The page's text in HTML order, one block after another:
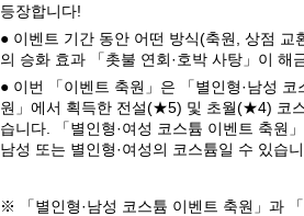
등장합니다!
● 이벤트 기간 동안 어떤 방식(축원, 상점
의 승화 효과 「촛불 연회·호박 사탕」이 해
● 이번 「이벤트 축원」은 「별인형·남성
원」에서 획득한 전설(★5) 및 초월(★4) 코
습니다. 「별인형·여성 코스튬 이벤트 축
남성 또는 별인형·여성의 코스튬일 수 있습니
※ 「별인형·남성 코스튬 이벤트 축원」과